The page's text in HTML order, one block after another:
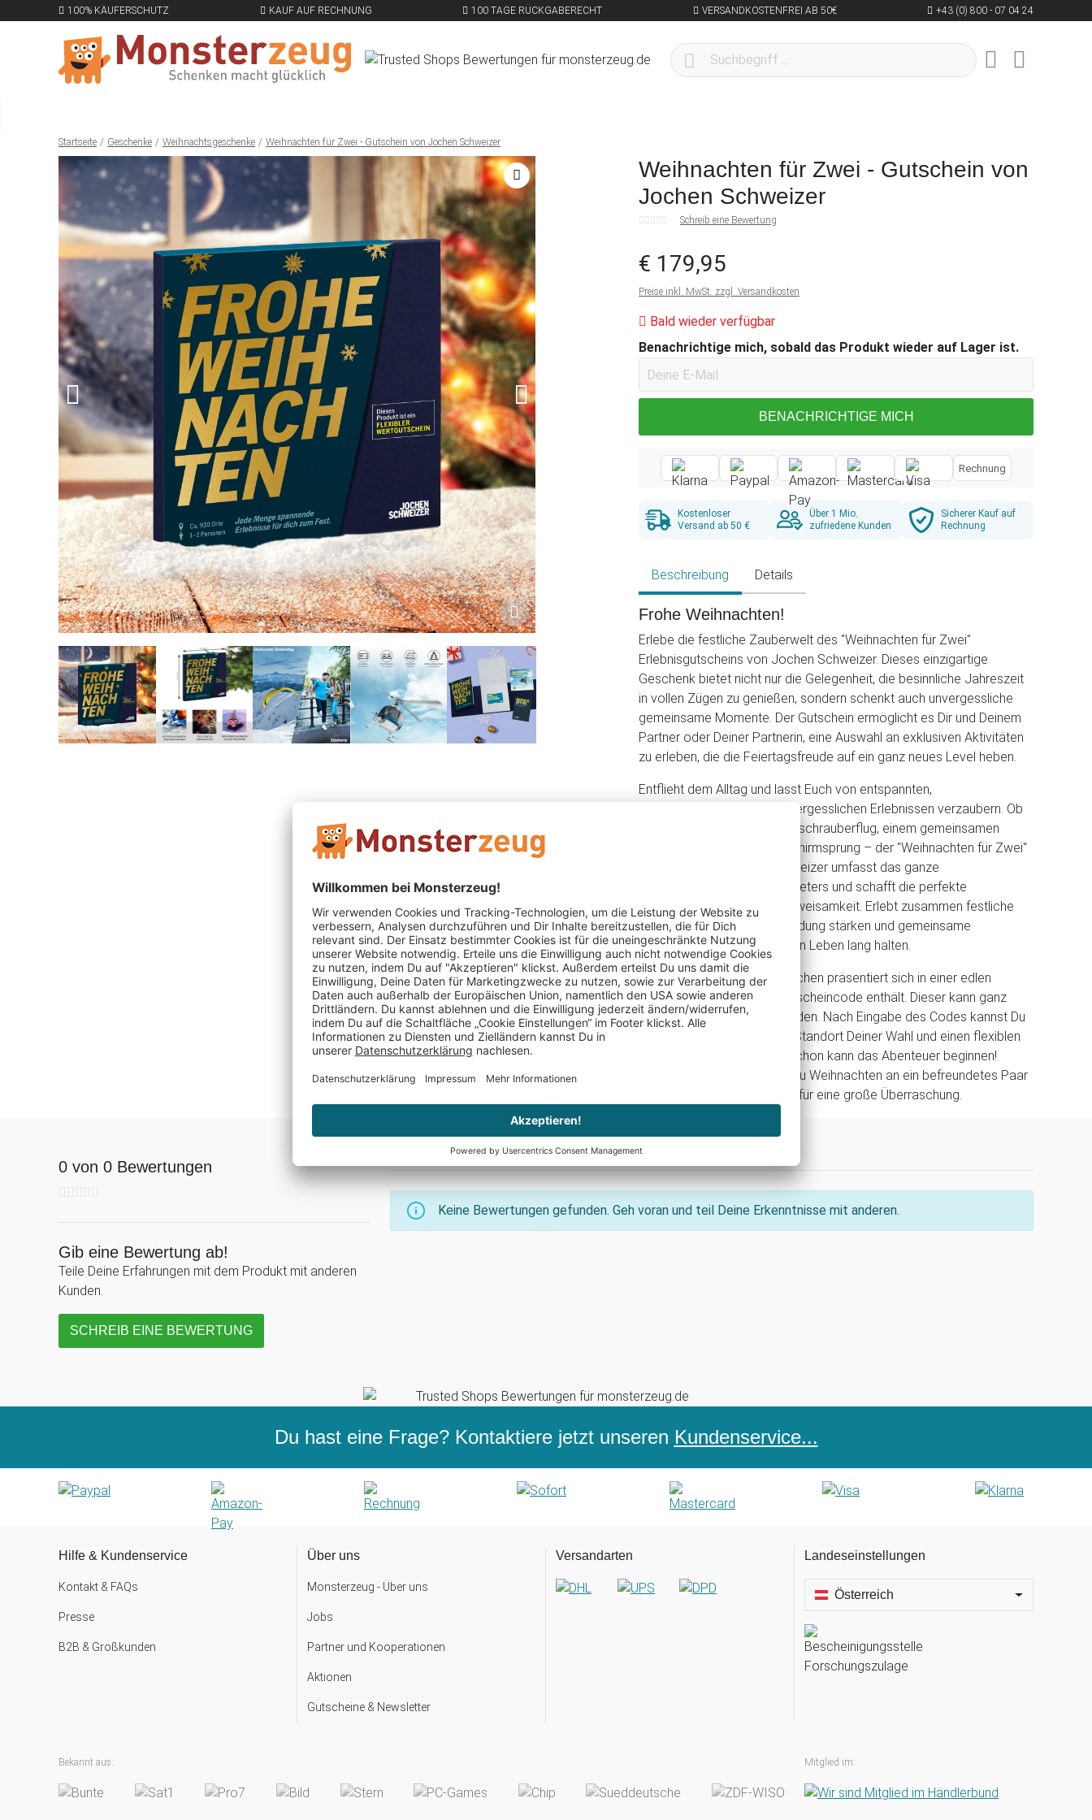
100% KÄUFERSCHUTZ KAUF AUF RECHNUNG 100 TAGE RÜCKGABERECHT VERSANDKOSTENFREI AB 50€ +43 (0) 800 - 07 04 24
Startseite Geschenke Weihnachtsgeschenke Weihnachten für Zwei - Gutschein von Jochen Schweizer
Weihnachten für Zwei - Gutschein von
Jochen Schweizer
Schreib eine Bewertung
€ 179,95
Preise inkl. MwSt. zzgl. Versandkosten
Bald wieder verfügbar
Benachrichtige mich, sobald das Produkt wieder auf Lager ist.
BENACHRICHTIGE MICH
Rechnung
Kostenloser
Versand ab 50 €
Über 1 Mio.
zufriedene Kunden
Sicherer Kauf auf
Rechnung
Beschreibung Details
Frohe Weihnachten!
Erlebe die festliche Zauberwelt des "Weihnachten für Zwei"
Erlebnisgutscheins von Jochen Schweizer. Dieses einzigartige
Geschenk bietet nicht nur die Gelegenheit, die besinnliche Jahreszeit
in vollen Zügen zu genießen, sondern schenkt auch unvergessliche
gemeinsame Momente. Der Gutschein ermöglicht es Dir und Deinem
Partner oder Deiner Partnerin, eine Auswahl an exklusiven Aktivitäten
zu erleben, die die Feiertagsfreude auf ein ganz neues Level heben.
Entflieht dem Alltag und lasst Euch von entspannten,
adrenalingeladenen und unvergesslichen Erlebnissen verzaubern. Ob
bei einem romantischen Hubschrauberflug, einem gemeinsamen
Städtetrip oder einem Fallschirmsprung – der "Weihnachten für Zwei"
Gutschein von Jochen Schweizer umfasst das ganze
Angebotssortiment des Anbieters und schafft die perfekte
Atmosphäre für Liebe und Zweisamkeit. Erlebt zusammen festliche
Augenblicke, die Eure Verbindung stärken und gemeinsame
Erinnerungen schaffen, die ein Leben lang halten.
Der Jochen Schweizer Gutschen präsentiert sich in einer edlen
Geschenkbox, die einen Gutscheincode enthält. Dieser kann ganz
einfach online eingelöst werden. Nach Eingabe des Codes kannst Du
die passende Aktivität, den Standort Deiner Wahl und einen flexiblen
Wunschtermin auswählen. Schon kann das Abenteuer beginnen!
Verschenke den Gutschein zu Weihnachten an ein befreundetes Paar
oder Deine Eltern und sorge für eine große Überraschung.
0 von 0 Bewertungen
Gib eine Bewertung ab!
Teile Deine Erfahrungen mit dem Produkt mit anderen
Kunden.
SCHREIB EINE BEWERTUNG
Keine Bewertungen gefunden. Geh voran und teil Deine Erkenntnisse mit anderen.
Du hast eine Frage? Kontaktiere jetzt unseren Kundenservice...
Hilfe & Kundenservice
Kontakt & FAQs
Presse
B2B & Großkunden
Über uns
Monsterzeug - Über uns
Jobs
Partner und Kooperationen
Aktionen
Gutscheine & Newsletter
Versandarten Landeseinstellungen
Österreich
Bekannt aus: Mitglied im: